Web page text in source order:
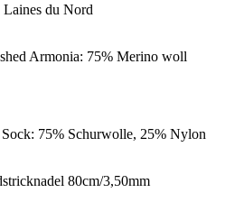
du Nord
Armonia: 75% Merino woll
75% Schurwolle, 25% Nylon
80cm/3,50mm